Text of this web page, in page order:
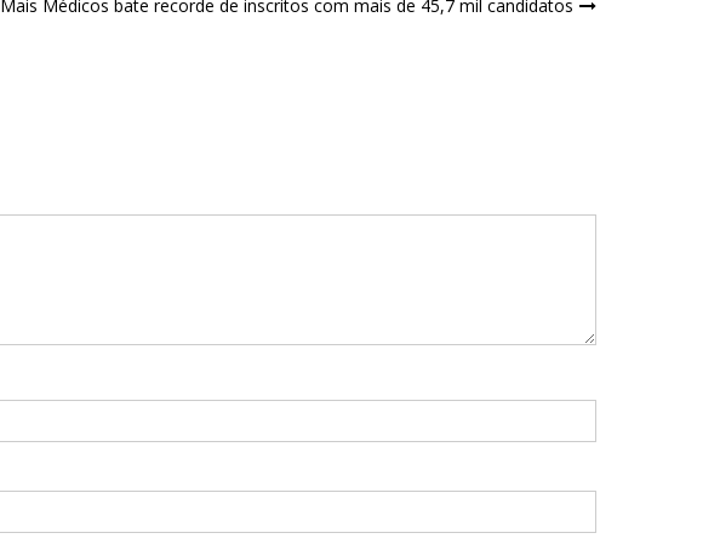
Mais Médicos bate recorde de inscritos com mais de 45,7 mil candidatos